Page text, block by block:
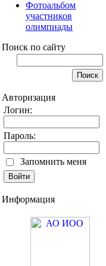
Фотоальбом
участников
олимпиады
Поиск по сайту
Авторизация
Логин:
Пароль:
Запомнить меня
Информация